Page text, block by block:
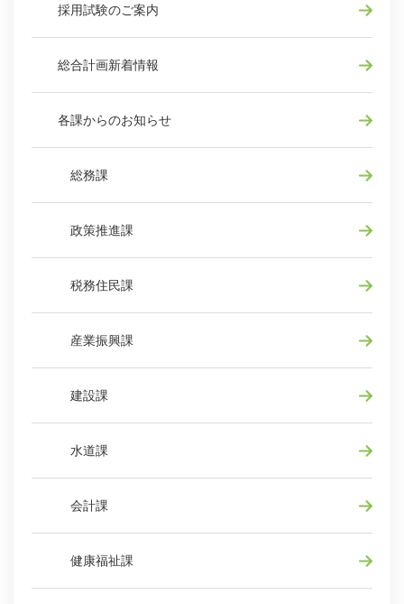
採用試験のご案内
総合計画新着情報
各課からのお知らせ
総務課
政策推進課
税務住民課
産業振興課
建設課
水道課
会計課
健康福祉課